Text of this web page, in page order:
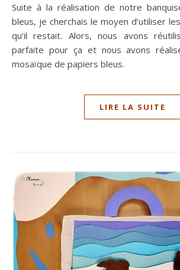
Suite à la réalisation de notre banquise en dégradé de
bleus, je cherchais le moyen d’utiliser
qu’il restait. Alors, nous avons
parfaite pour ça et nous avons
mosaïque de papiers bleus.
LIRE LA SUITE